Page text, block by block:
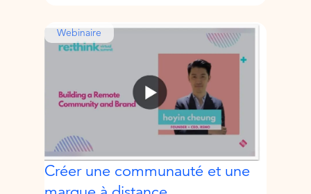
Webinaire
Créer une communauté et une